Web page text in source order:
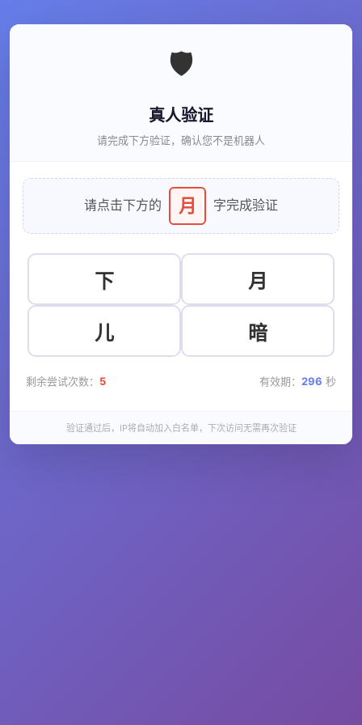
🛡️
真人验证
请完成下方验证，确认您不是机器人
请点击下方的 月 字完成验证
下 月
儿 暗
剩余尝试次数： 5 有效期： 296 秒
验证通过后，IP将自动加入白名单，下次访问无需再次验证